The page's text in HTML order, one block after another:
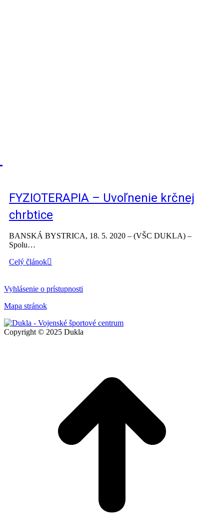
FYZIOTERAPIA – Uvoľnenie krčnej
chrbtice
BANSKÁ BYSTRICA, 18. 5. 2020 – (VŠC DUKLA) –
Spolu…
Celý článok
Vyhlásenie o prístupnosti
Mapa stránok
Copyright © 2025 Dukla